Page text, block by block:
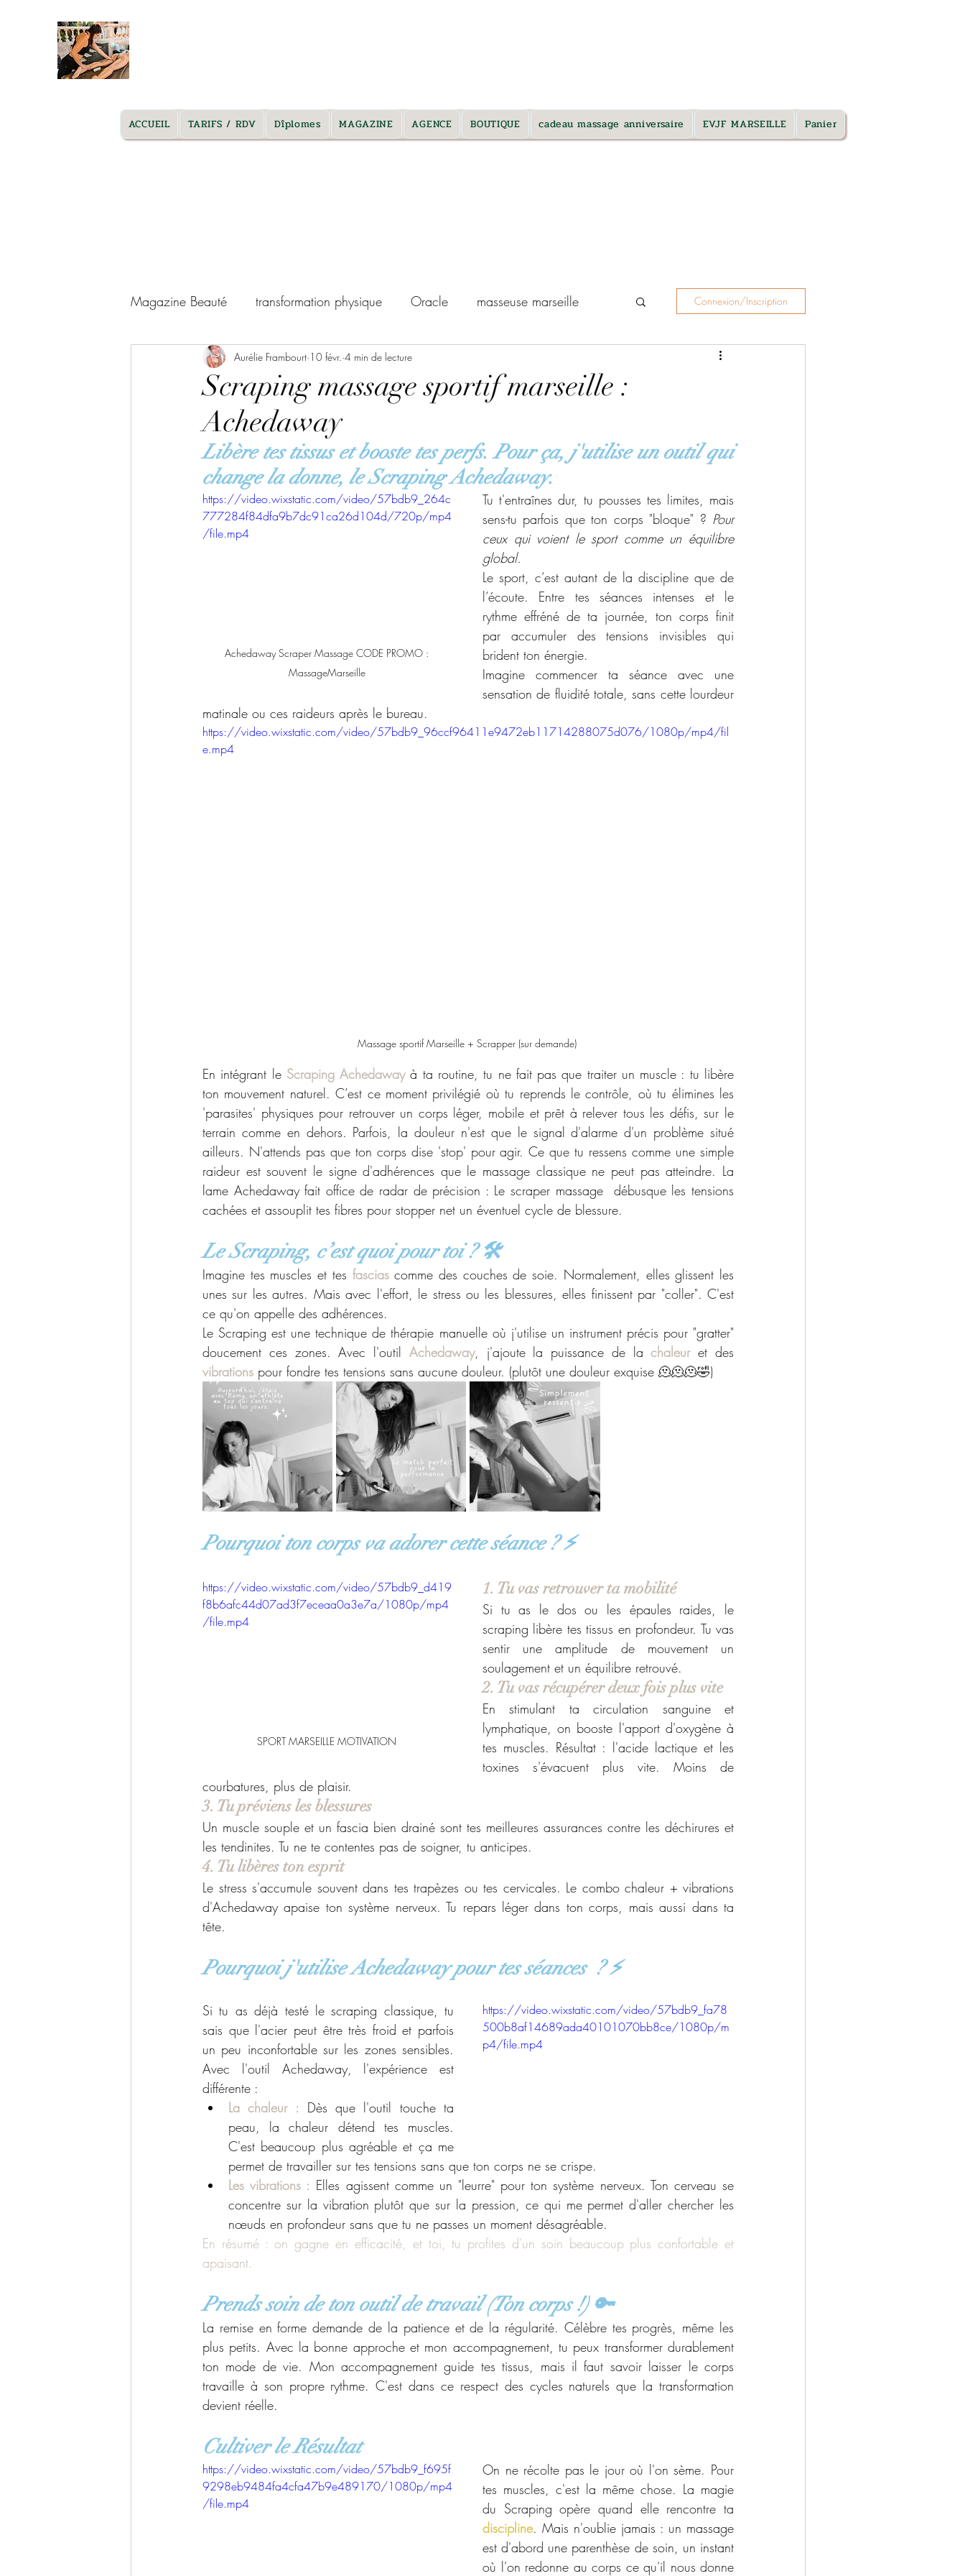
ACCUEIL TARIFS / RDV Dîplomes MAGAZINE AGENCE BOUTIQUE cadeau massage anniversaire EVJF MARSEILLE Panier
Magazine Beauté transformation physique Oracle masseuse marseille
EVJF MARSEILLE Journaliste bien-être Idées cadeaux expériences
massage aquatique marseille
Holistic reportage Marseille Massage Marseille beauté
Nouvelle adresse Bien Être Events
Connexion/Inscription
Scraping massage sportif marseille :
Achedaway
Aurélie Frambourt 10 févr. 4 min de lecture
Libère tes tissus et booste tes perfs. Pour ça, j'utilise un outil qui
change la donne, le Scraping Achedaway.
https://video.wixstatic.com/video/57bdb9_264c
777284f84dfa9b7dc91ca26d104d/720p/mp4
/file.mp4
Achedaway Scraper Massage CODE PROMO :
MassageMarseille
Tu t'entraînes dur, tu pousses tes limites, mais
sens-tu parfois que ton corps "bloque" ? Pour
ceux qui voient le sport comme un équilibre
global.
Le sport, c’est autant de la discipline que de
l’écoute. Entre tes séances intenses et le
rythme effréné de ta journée, ton corps finit
par accumuler des tensions invisibles qui
brident ton énergie.
Imagine commencer ta séance avec une
sensation de fluidité totale, sans cette lourdeur
matinale ou ces raideurs après le bureau.
https://video.wixstatic.com/video/57bdb9_96ccf96411e9472eb11714288075d076/1080p/mp4/fil
e.mp4
Massage sportif Marseille + Scrapper (sur demande)
En intégrant le Scraping Achedaway à ta routine, tu ne fait pas que traiter un muscle : tu libère
ton mouvement naturel. C’est ce moment privilégié où tu reprends le contrôle, où tu élimines les
'parasites' physiques pour retrouver un corps léger, mobile et prêt à relever tous les défis, sur le
terrain comme en dehors. Parfois, la douleur n'est que le signal d'alarme d'un problème situé
ailleurs. N'attends pas que ton corps dise 'stop' pour agir. Ce que tu ressens comme une simple
raideur est souvent le signe d'adhérences que le massage classique ne peut pas atteindre. La
lame Achedaway fait office de radar de précision : Le scraper massage  débusque les tensions
cachées et assouplit tes fibres pour stopper net un éventuel cycle de blessure.
Le Scraping, c’est quoi pour toi ? 🛠️
Imagine tes muscles et tes fascias comme des couches de soie. Normalement, elles glissent les
unes sur les autres. Mais avec l'effort, le stress ou les blessures, elles finissent par "coller". C'est
ce qu'on appelle des adhérences.
Le Scraping est une technique de thérapie manuelle où j'utilise un instrument précis pour "gratter"
doucement ces zones. Avec l'outil Achedaway, j'ajoute la puissance de la chaleur
vibrations pour fondre tes tensions sans aucune douleur. (plutôt une douleur exquise 🫠🫠🫠🤣)
Pourquoi ton corps va adorer cette séance ? ⚡
https://video.wixstatic.com/video/57bdb9_d419
f8b6afc44d07ad3f7eceaa0a3e7a/1080p/mp4
/file.mp4
SPORT MARSEILLE MOTIVATION
1. Tu vas retrouver ta mobilité
Si tu as le dos ou les épaules raides, le
scraping libère tes tissus en profondeur. Tu vas
sentir une amplitude de mouvement un
soulagement et un équilibre retrouvé.
2. Tu vas récupérer deux fois plus vite
En stimulant ta circulation sanguine et
lymphatique, on booste l'apport d'oxygène à
tes muscles. Résultat : l'acide lactique et les
toxines s'évacuent plus vite. Moins de
courbatures, plus de plaisir.
3. Tu préviens les blessures
Un muscle souple et un fascia bien drainé sont tes meilleures assurances contre les déchirures et
les tendinites. Tu ne te contentes pas de soigner, tu anticipes.
4. Tu libères ton esprit
Le stress s'accumule souvent dans tes trapèzes ou tes cervicales. Le combo chaleur + vibrations
d'Achedaway apaise ton système nerveux. Tu repars léger dans ton corps, mais aussi dans ta
tête.
Pourquoi j'utilise Achedaway pour tes séances  ? ⚡
https://video.wixstatic.com/video/57bdb9_fa78
500b8af14689ada40101070bb8ce/1080p/m
p4/file.mp4
Si tu as déjà testé le scraping classique, tu
sais que l'acier peut être très froid et parfois
un peu inconfortable sur les zones sensibles.
Avec l'outil Achedaway, l'expérience est
différente :
La chaleur : Dès que l'outil touche ta
peau, la chaleur détend tes muscles.
C'est beaucoup plus agréable et ça me
permet de travailler sur tes tensions sans que ton corps ne se crispe.
Les vibrations : Elles agissent comme un "leurre" pour ton système nerveux. Ton cerveau se
concentre sur la vibration plutôt que sur la pression, ce qui me permet d'aller chercher les
nœuds en profondeur sans que tu ne passes un moment désagréable.
En résumé : on gagne en efficacité, et toi, tu profites d'un soin beaucoup plus confortable et
apaisant.
Prends soin de ton outil de travail (Ton corps !) 🔑
La remise en forme demande de la patience et de la régularité. Célèbre tes progrès, même les
plus petits. Avec la bonne approche et mon accompagnement, tu peux transformer durablement
ton mode de vie. Mon accompagnement guide tes tissus, mais il faut savoir laisser le corps
travaille à son propre rythme. C'est dans ce respect des cycles naturels que la transformation
devient réelle.
Cultiver le Résultat
https://video.wixstatic.com/video/57bdb9_f695f
9298eb9484fa4cfa47b9e489170/1080p/mp4
/file.mp4
On ne récolte pas le jour où l'on sème. Pour
tes muscles, c'est la même chose. La magie
discipline. Mais n'oublie jamais : un massage
est d'abord une parenthèse de soin, un instant
où l'on redonne au corps ce qu'il nous donne